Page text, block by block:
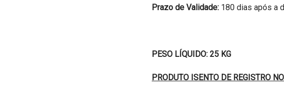
Prazo de Validade: 180 dias após a
PESO LÍQUIDO: 25 KG
PRODUTO ISENTO DE REGISTRO